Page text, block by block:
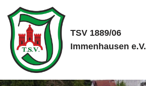
Zum
Inhalt
springen
TSV 1889/06
Immenhausen e.V.